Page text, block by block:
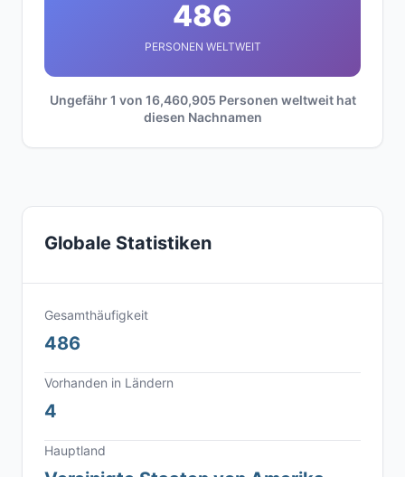
486
PERSONEN WELTWEIT
Ungefähr 1 von 16,460,905 Personen weltweit hat
diesen Nachnamen
Globale Statistiken
Gesamthäufigkeit
486
Vorhanden in Ländern
4
Hauptland